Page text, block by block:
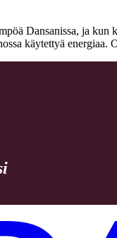
Dansanissa, ja
käytettyä